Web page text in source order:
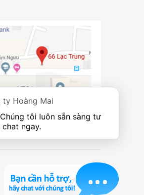
ty Hoàng Mai
tôi luôn sẵn sàng tư
ngay.